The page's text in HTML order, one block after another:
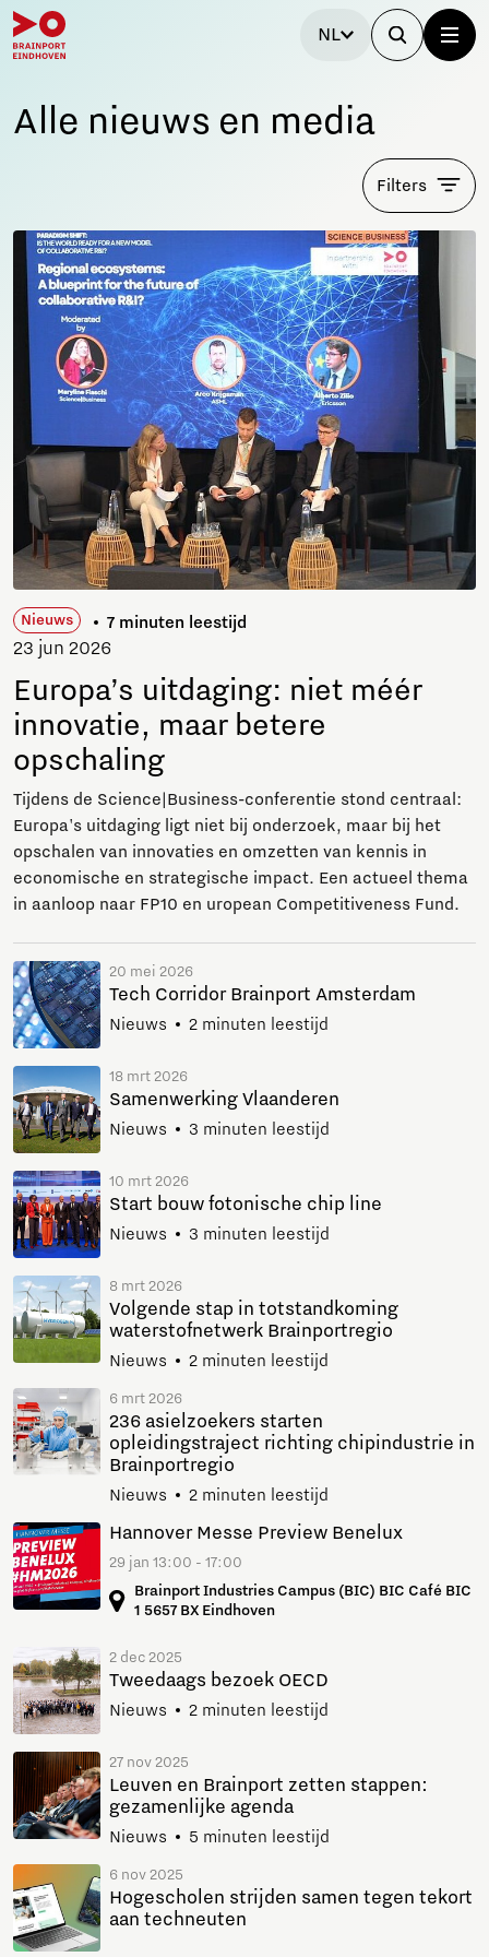
NL
Alle nieuws en media
Filters
Nieuws 7 minuten leestijd
23 jun 2026
Europa’s uitdaging: niet méér
innovatie, maar betere
opschaling
Tijdens de Science|Business-conferentie stond centraal:
Europa's uitdaging ligt niet bij onderzoek, maar bij het
opschalen van innovaties en omzetten van kennis in
economische en strategische impact. Een actueel thema
in aanloop naar FP10 en uropean Competitiveness Fund.
20 mei 2026
Tech Corridor Brainport Amsterdam
Nieuws 2 minuten leestijd
18 mrt 2026
Samenwerking Vlaanderen
Nieuws 3 minuten leestijd
10 mrt 2026
Start bouw fotonische chip line
Nieuws 3 minuten leestijd
8 mrt 2026
Volgende stap in totstandkoming
waterstofnetwerk Brainportregio
Nieuws 2 minuten leestijd
6 mrt 2026
236 asielzoekers starten
opleidingstraject richting chipindustrie in
Brainportregio
Nieuws 2 minuten leestijd
Hannover Messe Preview Benelux
29 jan 13:00 - 17:00
Brainport Industries Campus (BIC) BIC Café BIC
1 5657 BX Eindhoven
2 dec 2025
Tweedaags bezoek OECD
Nieuws 2 minuten leestijd
27 nov 2025
Leuven en Brainport zetten stappen:
gezamenlijke agenda
Nieuws 5 minuten leestijd
6 nov 2025
Hogescholen strijden samen tegen tekort
aan techneuten